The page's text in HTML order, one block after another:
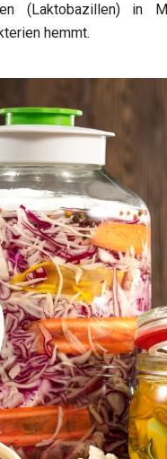
(Laktobazillen) in
hemmt.